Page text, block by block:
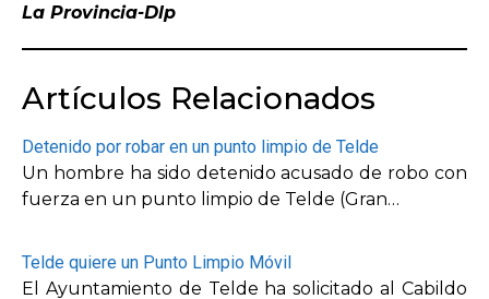
La Provincia-Dlp
Artículos Relacionados
Detenido por robar en un punto limpio de Telde
Un hombre ha sido detenido acusado de robo con
fuerza en un punto limpio de Telde (Gran…
Telde quiere un Punto Limpio Móvil
El Ayuntamiento de Telde ha solicitado al Cabildo